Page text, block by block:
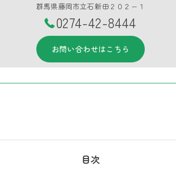
群馬県藤岡市立石新田２０２−１
0274-42-8444
お問い合わせはこちら
目次